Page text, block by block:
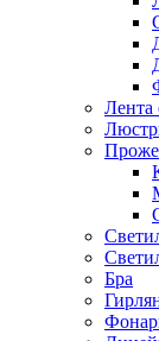
Лента
Бра